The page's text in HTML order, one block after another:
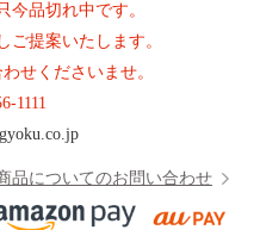
今品切れ中です。
ご提案いたします。
せくださいませ。
1111
品についてのお問い合わせ